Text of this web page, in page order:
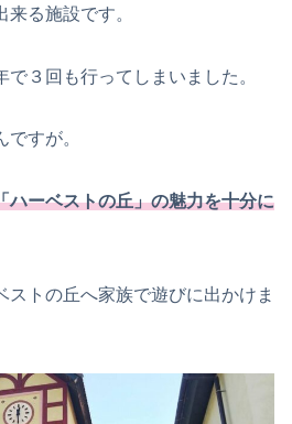
る施設です。
３回も行ってしまいました。
すが。
ハーベストの丘」の魅力を十分に
ストの丘へ家族で遊びに出かけま